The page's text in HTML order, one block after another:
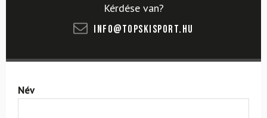
Kérdése van?
info@topskisport.hu
Név